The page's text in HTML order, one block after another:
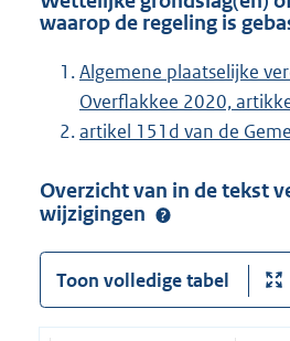
waarop de regeling is
Algemene plaatselijke
Overflakkee 2020,
artikel 151d van de
Overzicht van in de tekst
wijzigingen
Toon volledige tabel